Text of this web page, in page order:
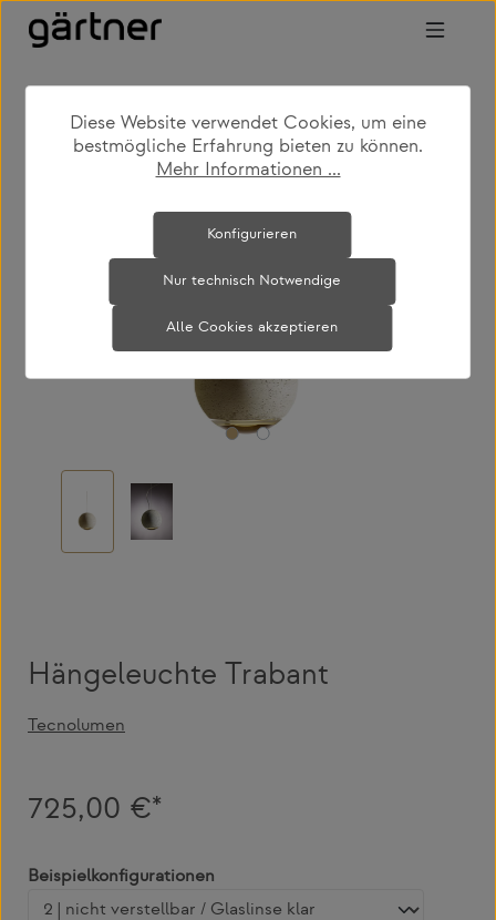
Zum Hauptinhalt springen
shop produkte leuchten hängeleuchten
Bildergalerie überspringen
Hängeleuchte Trabant
Tecnolumen
725,00 €*
Beispielkonfigurationen
Diese Website verwendet Cookies, um eine
bestmögliche Erfahrung bieten zu können.
Mehr Informationen ...
Nur technisch Notwendige
Konfigurieren
Alle Cookies akzeptieren